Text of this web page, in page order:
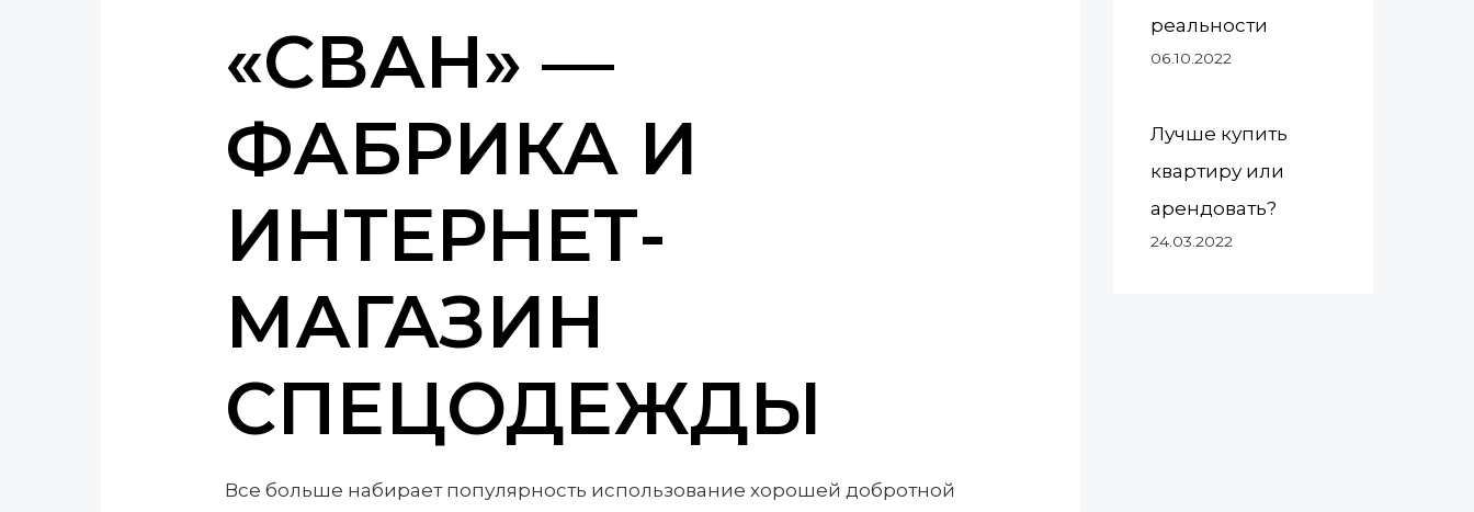
«СВАН» —
ФАБРИКА И
ИНТЕРНЕТ-
МАГАЗИН
СПЕЦОДЕЖДЫ
Все больше набирает популярность использование хорошей добротной
реальности
06.10.2022
Лучше купить
квартиру или
арендовать?
24.03.2022